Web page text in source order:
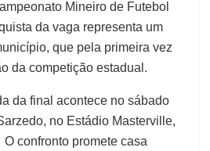
Mineiro de Futebol
da vaga representa um
que pela primeira vez
da competição estadual.
da final acontece no sábado
no Estádio Masterville,
confronto promete casa